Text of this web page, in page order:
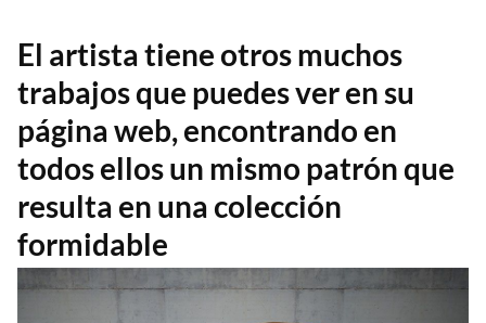
El artista tiene otros muchos
trabajos que puedes ver en su
página web, encontrando en
todos ellos un mismo patrón que
resulta en una colección
formidable